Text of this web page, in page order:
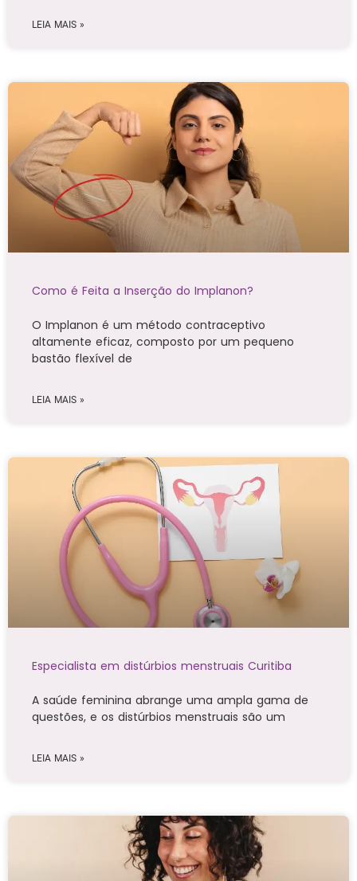
LEIA MAIS »
Como é Feita a Inserção do Implanon?
O Implanon é um método contraceptivo
altamente eficaz, composto por um pequeno
bastão flexível de
LEIA MAIS »
Especialista em distúrbios menstruais Curitiba
A saúde feminina abrange uma ampla gama de
questões, e os distúrbios menstruais são um
LEIA MAIS »